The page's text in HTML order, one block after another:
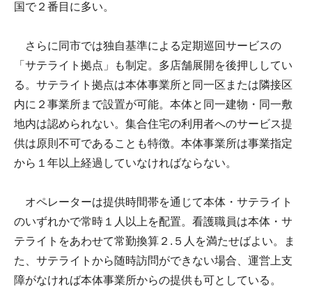
国で２番目に多い。
さらに同市では独自基準による定期巡回サービスの
「サテライト拠点」も制定。多店舗展開を後押ししてい
る。サテライト拠点は本体事業所と同一区または隣接区
内に２事業所まで設置が可能。本体と同一建物・同一敷
地内は認められない。集合住宅の利用者へのサービス提
供は原則不可であることも特徴。本体事業所は事業指定
から１年以上経過していなければならない。
オペレーターは提供時間帯を通じて本体・サテライト
のいずれかで常時１人以上を配置。看護職員は本体・サ
テライトをあわせて常勤換算２.５人を満たせばよい。ま
た、サテライトから随時訪問ができない場合、運営上支
障がなければ本体事業所からの提供も可としている。